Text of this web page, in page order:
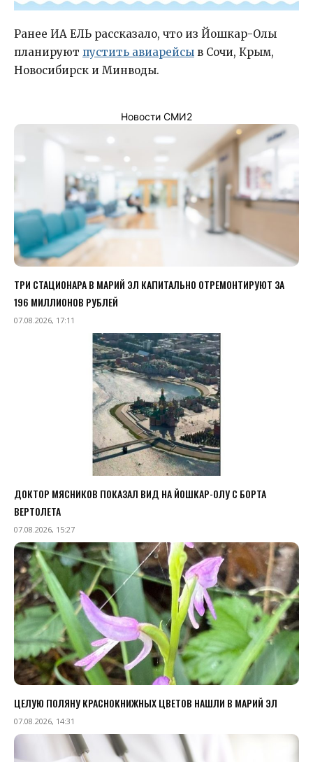
Ранее ИА ЕЛЬ рассказало, что из Йошкар-Олы
планируют пустить авиарейсы в Сочи, Крым,
Новосибирск и Минводы.
Новости СМИ2
ТРИ СТАЦИОНАРА В МАРИЙ ЭЛ КАПИТАЛЬНО ОТРЕМОНТИРУЮТ ЗА
196 МИЛЛИОНОВ РУБЛЕЙ
07.08.2026, 17:11
ДОКТОР МЯСНИКОВ ПОКАЗАЛ ВИД НА ЙОШКАР-ОЛУ С БОРТА
ВЕРТОЛЕТА
07.08.2026, 15:27
ЦЕЛУЮ ПОЛЯНУ КРАСНОКНИЖНЫХ ЦВЕТОВ НАШЛИ В МАРИЙ ЭЛ
07.08.2026, 14:31